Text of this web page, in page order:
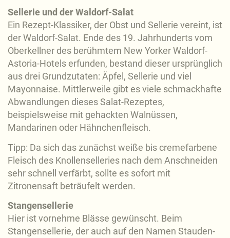
Sellerie und der Waldorf-Salat
Ein Rezept-Klassiker, der Obst und Sellerie vereint, ist
der Waldorf-Salat. Ende des 19. Jahrhunderts vom
Oberkellner des berühmtem New Yorker Waldorf-
Astoria-Hotels erfunden, bestand dieser ursprünglich
aus drei Grundzutaten: Äpfel, Sellerie und viel
Mayonnaise. Mittlerweile gibt es viele schmackhafte
Abwandlungen dieses Salat-Rezeptes,
beispielsweise mit gehackten Walnüssen,
Mandarinen oder Hähnchenfleisch.
Tipp: Da sich das zunächst weiße bis cremefarbene
Fleisch des Knollenselleries nach dem Anschneiden
sehr schnell verfärbt, sollte es sofort mit
Zitronensaft beträufelt werden.
Stangensellerie
Hier ist vornehme Blässe gewünscht. Beim
Stangensellerie, der auch auf den Namen Stauden-